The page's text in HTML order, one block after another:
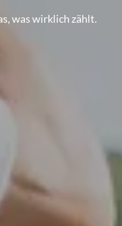
was wirklich zählt.